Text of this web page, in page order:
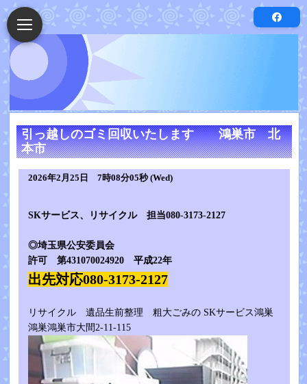
引っ越しのゴミ回収いたします 鴻巣市 北
本市
2026年2月25日 7時08分05秒 (Wed)
SKサービス、リサイクル 担当080-3173-2127
◎埼玉県公安委員会
許可 第431070024920 平成22年
出先対応080-3173-2127
リサイクル 遺品生前整理 粗大ごみの SKサービス鴻巣
鴻巣鴻巣市大間2-11-115